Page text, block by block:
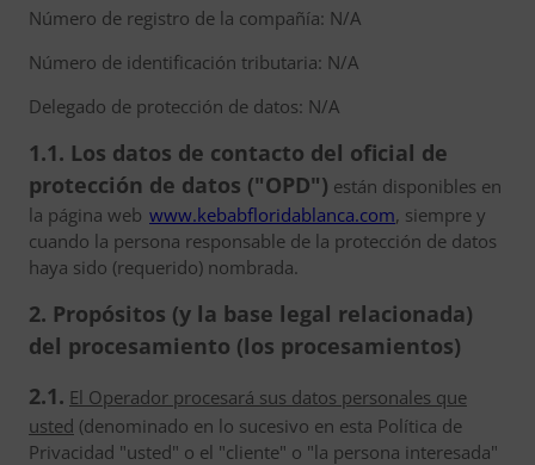
Número de registro de la compañía: N/A
Número de identificación tributaria: N/A
Delegado de protección de datos: N/A
1.1. Los datos de contacto del oficial de
protección de datos ("OPD") están disponibles en
la página web www.kebabfloridablanca.com, siempre y
cuando la persona responsable de la protección de datos
haya sido (requerido) nombrada.
2. Propósitos (y la base legal relacionada)
del procesamiento (los procesamientos)
2.1. El Operador procesará sus datos personales que
usted (denominado en lo sucesivo en esta Política de
Privacidad "usted" o el "cliente" o "la persona interesada"